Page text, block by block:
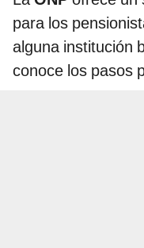
para los
alguna institución
conoce los pasos